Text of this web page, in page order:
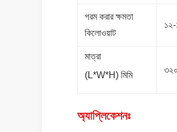
গরম করার ক্ষমতা
কিলোওয়াট
মাত্রা
(L*W*H) মিমি
অ্যাপ্লিকেশনঃ